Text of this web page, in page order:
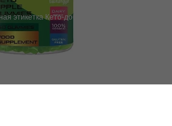
этикетка Кето-добавки Gummy массовая